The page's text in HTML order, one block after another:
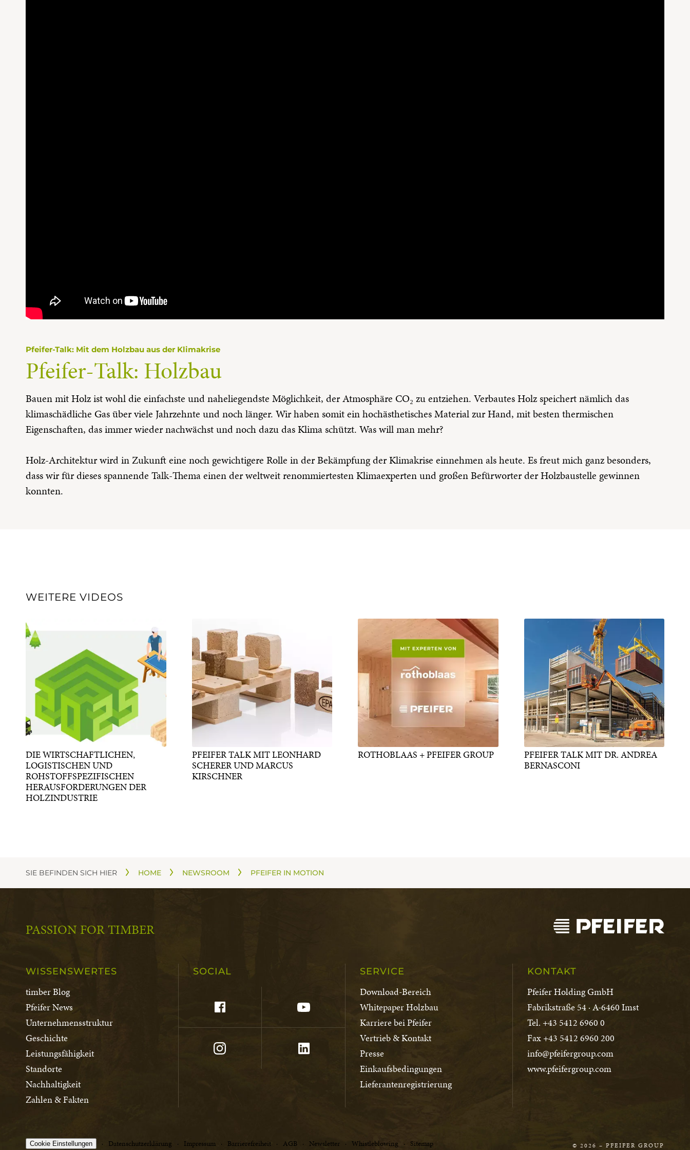
Pfeifer-Talk: Mit dem Holzbau aus der Klimakrise
Pfeifer-Talk: Holzbau
Bauen mit Holz ist wohl die einfachste und naheliegendste Möglichkeit, der Atmosphäre CO₂ zu entziehen. Verbautes Holz speichert nämlich das
klimaschädliche Gas über viele Jahrzehnte und noch länger. Wir haben somit ein hochästhetisches Material zur Hand, mit besten thermischen
Eigenschaften, das immer wieder nachwächst und noch dazu das Klima schützt. Was will man mehr?
Holz-Architektur wird in Zukunft eine noch gewichtigere Rolle in der Bekämpfung der Klimakrise einnehmen als heute. Es freut mich ganz besonders,
dass wir für dieses spannende Talk-Thema einen der weltweit renommiertesten Klimaexperten und großen Befürworter der Holzbaustelle gewinnen
konnten.
WEITERE VIDEOS
DIE WIRTSCHAFTLICHEN,
LOGISTISCHEN UND
ROHSTOFFSPEZIFISCHEN
HERAUSFORDERUNGEN DER
HOLZINDUSTRIE
PFEIFER TALK MIT LEONHARD
SCHERER UND MARCUS
KIRSCHNER
ROTHOBLAAS + PFEIFER GROUP
PFEIFER TALK MIT DR. ANDREA
BERNASCONI
SIE BEFINDEN SICH HIER HOME NEWSROOM PFEIFER IN MOTION
PASSION FOR TIMBER
WISSENSWERTES
timber Blog
Pfeifer News
Unternehmensstruktur
Geschichte
Leistungsfähigkeit
Standorte
Nachhaltigkeit
Zahlen & Fakten
SOCIAL SERVICE
Download-Bereich
Whitepaper Holzbau
Karriere bei Pfeifer
Vertrieb & Kontakt
Presse
Einkaufsbedingungen
Lieferantenregistrierung
KONTAKT
Pfeifer Holding GmbH
Fabrikstraße 54 · A-6460 Imst
Tel. +43 5412 6960 0
Fax +43 5412 6960 200
info@pfeifergroup.com
www.pfeifergroup.com
Cookie Einstellungen Datenschutzerklärung Impressum Barrierefreiheit AGB Newsletter Whistleblowing Sitemap © 2026 – PFEIFER GROUP